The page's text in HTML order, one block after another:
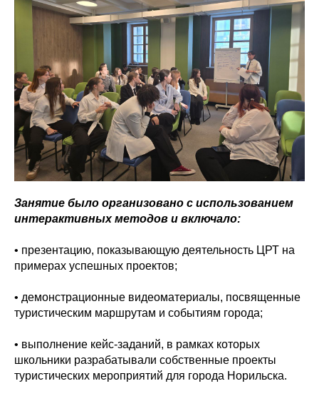
Занятие было организовано с использованием
интерактивных методов и включало:
• презентацию, показывающую деятельность ЦРТ на
примерах успешных проектов;
• демонстрационные видеоматериалы, посвященные
туристическим маршрутам и событиям города;
• выполнение кейс-заданий, в рамках которых
школьники разрабатывали собственные проекты
туристических мероприятий для города Норильска.